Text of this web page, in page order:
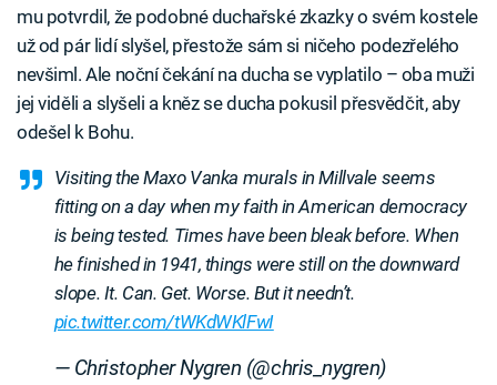
mu potvrdil, že podobné duchařské zkazky o svém kostele
už od pár lidí slyšel, přestože sám si ničeho podezřelého
nevšiml. Ale noční čekání na ducha se vyplatilo – oba muži
jej viděli a slyšeli a kněz se ducha pokusil přesvědčit, aby
odešel k Bohu.
Visiting the Maxo Vanka murals in Millvale seems
fitting on a day when my faith in American democracy
is being tested. Times have been bleak before. When
he finished in 1941, things were still on the downward
slope. It. Can. Get. Worse. But it needn’t.
pic.twitter.com/tWKdWKlFwI
— Christopher Nygren (@chris_nygren)